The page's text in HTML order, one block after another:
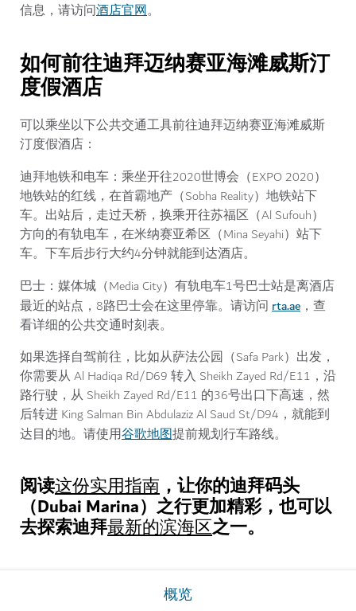
信息，请访问酒店官网。
如何前往迪拜迈纳赛亚海滩威斯汀
度假酒店
可以乘坐以下公共交通工具前往迪拜迈纳赛亚海滩威斯
汀度假酒店：
迪拜地铁和电车 ：乘坐开往2020世博会（EXPO 2020）
地铁站的红线，在首霸地产（Sobha Reality）地铁站下
车。出站后，走过天桥，换乘开往苏福区（Al Sufouh）
方向的有轨电车，在米纳赛亚希区（Mina Seyahi）站下
车。下车后步行大约4分钟就能到达酒店。
巴士 ：媒体城（Media City）有轨电车1号巴士站是离酒店
最近的站点，8路巴士会在这里停靠。 请访问 rta.ae ，查
看详细的公共交通时刻表。
如果选择自驾前往，比如从萨法公园（Safa Park）出发，
你需要从 Al Hadiqa Rd/D69 转入 Sheikh Zayed Rd/E11，沿
路行驶，从 Sheikh Zayed Rd/E11 的36号出口下高速，然
后转进 King Salman Bin Abdulaziz Al Saud St/D94，就能到
达目的地。请使用谷歌地图提前规划行车路线。
阅读这份实用指南 ，让你的迪拜码头
（Dubai Marina）之行更加精彩，也可以
去探索迪拜最新的滨海区之一。
概览